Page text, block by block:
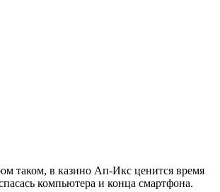
таком, в казино Ап-Икс ценится время
компьютера и конца смартфона.